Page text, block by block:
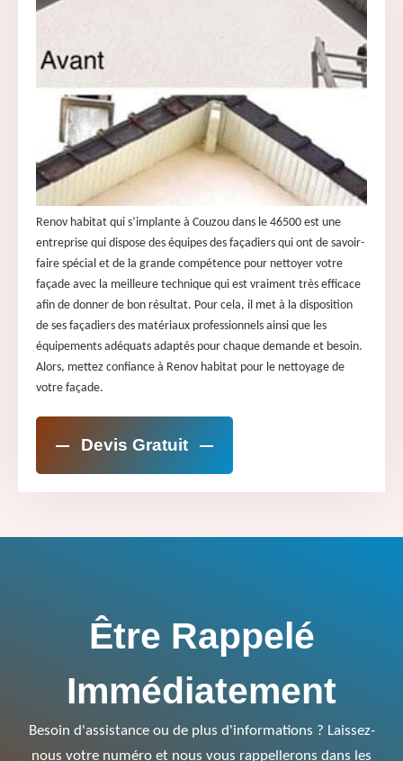
Renov habitat qui s’implante à Couzou dans le 46500 est une
entreprise qui dispose des équipes des façadiers qui ont de savoir-
faire spécial et de la grande compétence pour nettoyer votre
façade avec la meilleure technique qui est vraiment très efficace
afin de donner de bon résultat. Pour cela, il met à la disposition
de ses façadiers des matériaux professionnels ainsi que les
équipements adéquats adaptés pour chaque demande et besoin.
Alors, mettez confiance à Renov habitat pour le nettoyage de
votre façade.
Devis Gratuit
Être Rappelé
Immédiatement
Besoin d'assistance ou de plus d'informations ? Laissez-
nous votre numéro et nous vous rappellerons dans les